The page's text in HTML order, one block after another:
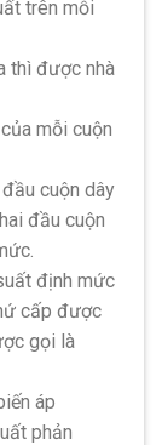
trên mỗi
thì được nhà
mỗi cuộn
cuộn dây
đầu cuộn
định mức
cấp được
gọi là
áp
phản